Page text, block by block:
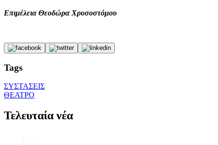
Επιμέλεια Θεοδώρα Χρυσοστόμου
Tags
ΣΥΣΤΑΣΕΙΣ
ΘΕΑΤΡΟ
Τελευταία νέα